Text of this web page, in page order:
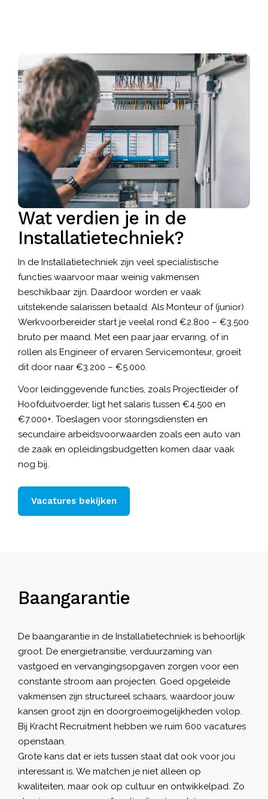
Wat verdien je in de
Installatietechniek?
In de Installatietechniek zijn veel specialistische
functies waarvoor maar weinig vakmensen
beschikbaar zijn. Daardoor worden er vaak
uitstekende salarissen betaald. Als Monteur of (junior)
Werkvoorbereider start je veelal rond €2.800 – €3.500
bruto per maand. Met een paar jaar ervaring, of in
rollen als Engineer of ervaren Servicemonteur, groeit
dit door naar €3.200 – €5.000.
Voor leidinggevende functies, zoals Projectleider of
Hoofduitvoerder, ligt het salaris tussen €4.500 en
€7.000+. Toeslagen voor storingsdiensten en
secundaire arbeidsvoorwaarden zoals een auto van
de zaak en opleidingsbudgetten komen daar vaak
nog bij.
Vacatures bekijken
Baangarantie
De baangarantie in de Installatietechniek is behoorlijk
groot. De energietransitie, verduurzaming van
vastgoed en vervangingsopgaven zorgen voor een
constante stroom aan projecten. Goed opgeleide
vakmensen zijn structureel schaars, waardoor jouw
kansen groot zijn en doorgroeimogelijkheden volop.
Bij Kracht Recruitmenthebben we ruim 600 vacatures
openstaan.
Grote kans dat er iets tussen staat dat ook voor jou
interessant is. We matchen je niet alleen op
kwaliteiten, maar ook op cultuur en ontwikkelpad. Zo